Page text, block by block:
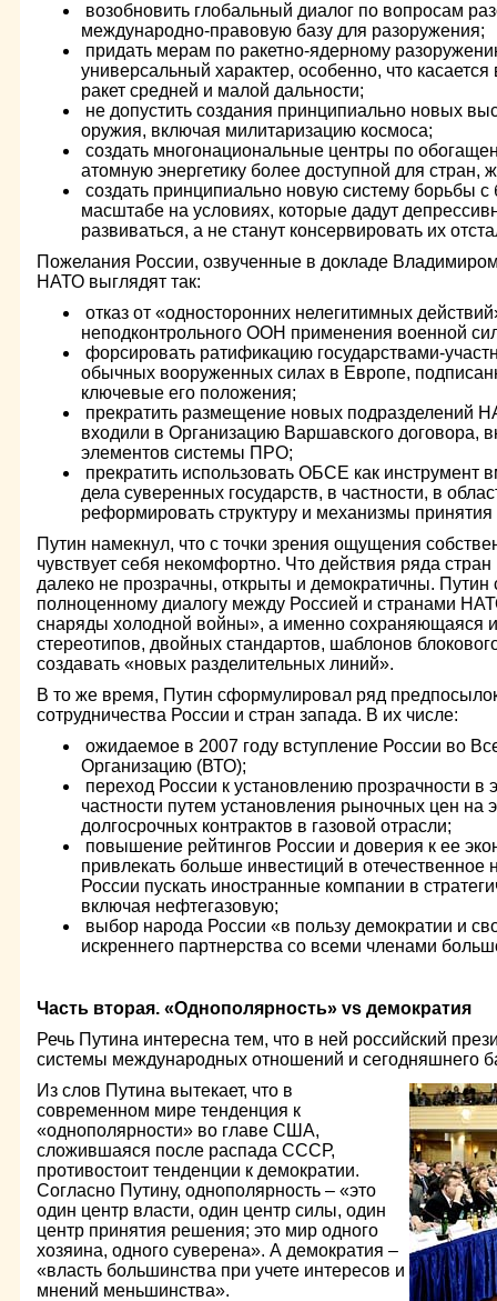
возобновить глобальный диалог по вопросам
международно-правовую базу для разоружения;
придать мерам по ракетно-ядерному
универсальный характер, особенно, что
ракет средней и малой дальности;
не допустить создания принципиально новых
оружия, включая милитаризацию космоса;
создать многонациональные центры по
атомную энергетику более доступной для стран,
создать принципиально новую систему борьбы
масштабе на условиях, которые дадут
развиваться, а не станут консервировать их
Пожелания России, озвученные в докладе
НАТО выглядят так:
отказ от «односторонних нелегитимных
неподконтрольного ООН применения военной
форсировать ратификацию государствами-
обычных вооруженных силах в Европе,
ключевые его положения;
прекратить размещение новых подразделений
входили в Организацию Варшавского договора,
элементов системы ПРО;
прекратить использовать ОБСЕ как инструмент
дела суверенных государств, в частности, в
реформировать структуру и механизмы
Путин намекнул, что с точки зрения ощущения
чувствует себя некомфортно. Что действия ряда
далеко не прозрачны, открыты и демократичны. Путин
полноценному диалогу между Россией и странами
снаряды холодной войны», а именно сохраняющаяся
стереотипов, двойных стандартов, шаблонов
создавать «новых разделительных линий».
В то же время, Путин сформулировал ряд
сотрудничества России и стран запада. В их числе:
ожидаемое в 2007 году вступление России во
Организацию (ВТО);
переход России к установлению прозрачности в
частности путем установления рыночных цен на
долгосрочных контрактов в газовой отрасли;
повышение рейтингов России и доверия к ее
привлекать больше инвестиций в отечественное
России пускать иностранные компании в
включая нефтегазовую;
выбор народа России «в пользу демократии и
искреннего партнерства со всеми членами
Часть вторая. «Однополярность» vs демократия
Речь Путина интересна тем, что в ней российский
системы международных отношений и сегодняшнего
Из слов Путина вытекает, что в
современном мире тенденция к
«однополярности» во главе США,
сложившаяся после распада СССР,
противостоит тенденции к демократии.
Согласно Путину, однополярность – «это
один центр власти, один центр силы, один
центр принятия решения; это мир одного
хозяина, одного суверена». А демократия –
«власть большинства при учете интересов и
мнений меньшинства».